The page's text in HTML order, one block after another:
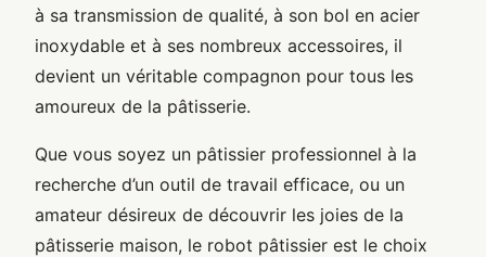
à sa transmission de qualité, à son bol en acier
inoxydable et à ses nombreux accessoires, il
devient un véritable compagnon pour tous les
amoureux de la pâtisserie.
Que vous soyez un pâtissier professionnel à la
recherche d’un outil de travail efficace, ou un
amateur désireux de découvrir les joies de la
pâtisserie maison, le robot pâtissier est le choix